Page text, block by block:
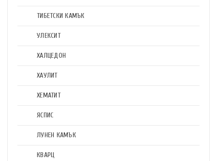
ТИБЕТСКИ КАМЪК
УЛЕКСИТ
ХАЛЦЕДОН
ХАУЛИТ
ХЕМАТИТ
ЯСПИС
ЛУНЕН КАМЪК
КВАРЦ